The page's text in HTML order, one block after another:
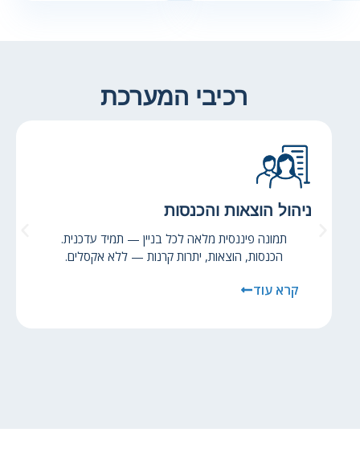
רכיבי המערכת
ניהול הוצאות והכנסות
תמונה פיננסית מלאה לכל בניין — תמיד עדכנית.
הכנסות, הוצאות, יתרות קרנות — ללא אקסלים.
קרא עוד